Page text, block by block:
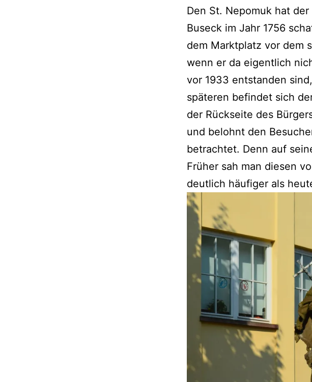
Den St. Nepomuk hat
Buseck im Jahr 1756
dem Marktplatz vor dem
wenn er da eigentlich
vor 1933 entstanden
späteren befindet sich
der Rückseite des
und belohnt den
betrachtet. Denn auf
Früher sah man diesen
deutlich häufiger als